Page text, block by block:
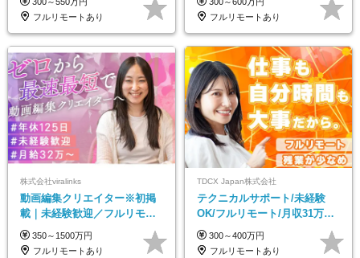
業ゼロで18時退勤◎
フルリモートあり
なめ*在宅勤務手当あり
フルリモートあり
株式会社viralinks
動画編集クリエイター※初掲
載｜未経験歓迎／フルリモー
トOK／月給32万＋賞与
350～1500万円
フルリモートあり
TDCX Japan株式会社
テクニカルサポート/未経験
OK/フルリモート/月収31万円
可/月最大3万のインセンティ
ブ支給/平均年齢33歳
300～400万円
フルリモートあり